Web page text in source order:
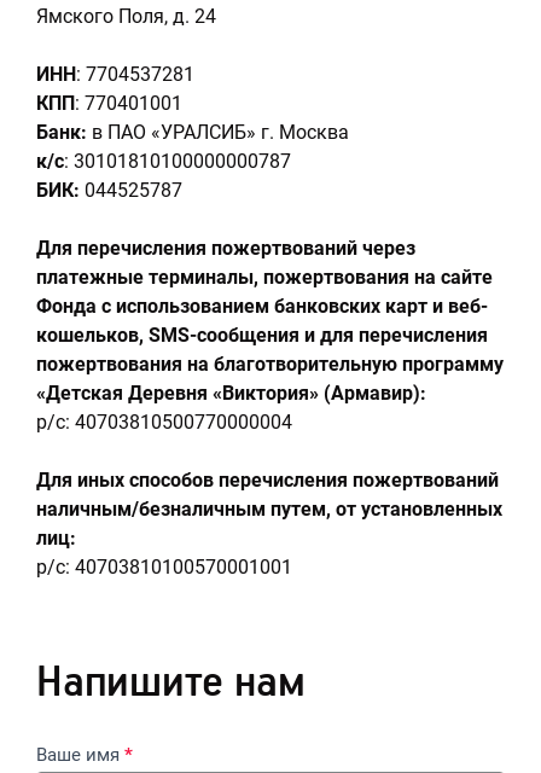
Ямского Поля, д. 24
ИНН: 7704537281
КПП: 770401001
Банк: в ПАО «УРАЛСИБ» г. Москва
к/с: 30101810100000000787
БИК: 044525787
Для перечисления пожертвований через
платежные терминалы, пожертвования на сайте
Фонда c использованием банковских карт и веб-
кошельков, SMS-сообщения и для перечисления
пожертвования на благотворительную программу
«Детская Деревня «Виктория» (Армавир):
р/с: 40703810500770000004
Для иных способов перечисления пожертвований
наличным/безналичным путем, от установленных
лиц:
р/с: 40703810100570001001
Напишите нам
К
Ваше имя *